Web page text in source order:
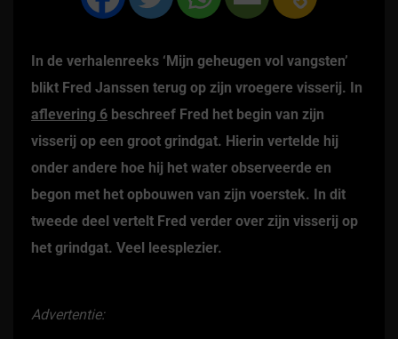
In de verhalenreeks ‘Mijn geheugen vol vangsten’
blikt Fred Janssen terug op zijn vroegere visserij. In
aflevering 6 beschreef Fred het begin van zijn
visserij op een groot grindgat. Hierin vertelde hij
onder andere hoe hij het water observeerde en
begon met het opbouwen van zijn voerstek. In dit
tweede deel vertelt Fred verder over zijn visserij op
het grindgat. Veel leesplezier.
Advertentie: